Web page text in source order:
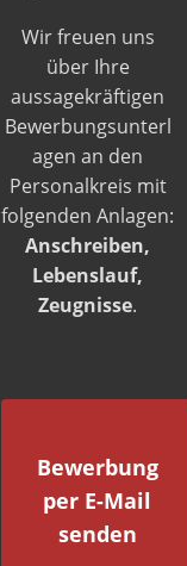
Wir freuen uns
über Ihre
aussagekräftigen
Bewerbungsunterl
agen an den
Personalkreis mit
folgenden Anlagen:
Anschreiben,
Lebenslauf,
Zeugnisse.
Bewerbung
per E-Mail
senden